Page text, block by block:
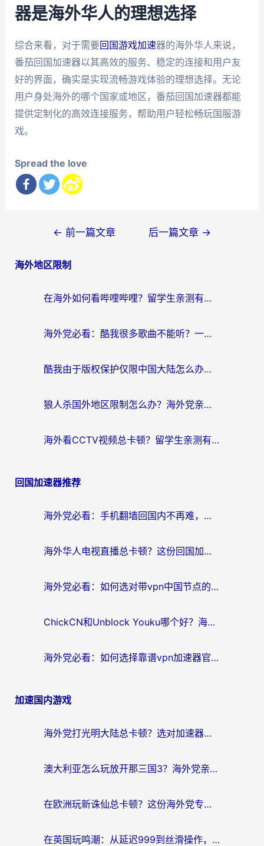
器是海外华人的理想选择
综合来看，对于需要回国游戏加速器的海外华人来说，
番茄回国加速器以其高效的服务、稳定的连接和用户友
好的界面，确实是实现流畅游戏体验的理想选择。无论
用户身处海外的哪个国家或地区，番茄回国加速器都能
提供定制化的高效连接服务，帮助用户轻松畅玩国服游
戏。
Spread the love
导
← 前一篇文章 后一篇文章 →
海外地区限制
在海外如何看哔哩哔哩？留学生亲测有效的回国加速指南
海外党必看：酷我很多歌曲不能听？一招解决优酷版权限制+B站地域问题！
酷我由于版权保护仅限中国大陆怎么办？海外党亲测有效的解锁指南
狼人杀国外地区限制怎么办？海外党亲测有效的全场景回国加速指南
海外看CCTV视频总卡顿？留学生亲测有效的回国加速器选择指南
回国加速器推荐
海外党必看：手机翻墙回国内不再难，一篇搞定无缝访问国内资源指南
海外华人电视直播总卡顿？这份回国加速器选择指南帮你无缝看国内资源
海外党必看：如何选对带vpn中国节点的加速器？无缝访问国内资源全攻略
ChickCN和Unblock Youku哪个好？海外党亲测4款热门回国加速器，附避坑指南
海外党必看：如何选择靠谱vpn加速器官网？轻松解决国内APP地区限制
加速国内游戏
海外党打光明大陆总卡顿？选对加速器才是关键！（附亲测好用的推荐）
澳大利亚怎么玩放开那三国3？海外党亲测有效的国服游戏加速指南
在欧洲玩新诛仙总卡顿？这份海外党专属加速器指南帮你解决延迟难题
在英国玩鸣潮：从延迟999到丝滑操作，我是怎么做到的？